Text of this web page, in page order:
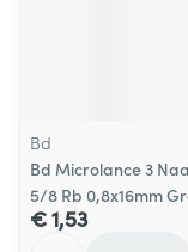
Bd
Bd Microlance 3
5/8 Rb 0,8x16mm
€ 1,53